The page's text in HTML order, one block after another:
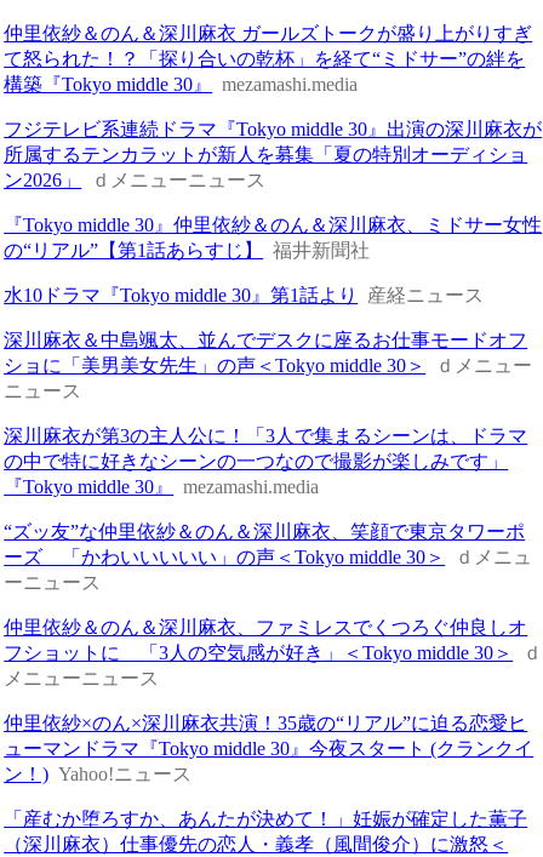
仲里依紗＆のん＆深川麻衣 ガールズトークが盛り上がりすぎ
て怒られた！？「探り合いの乾杯」を経て“ミドサー”の絆を
構築『Tokyo middle 30』
mezamashi.media
フジテレビ系連続ドラマ『Tokyo middle 30』出演の深川麻衣が
所属するテンカラットが新人を募集「夏の特別オーディショ
ン2026」
ｄメニューニュース
『Tokyo middle 30』仲里依紗＆のん＆深川麻衣、ミドサー女性
の“リアル”【第1話あらすじ】
福井新聞社
水10ドラマ『Tokyo middle 30』第1話より 産経ニュース
深川麻衣＆中島颯太、並んでデスクに座るお仕事モードオフ
ショに「美男美女先生」の声＜Tokyo middle 30＞
ｄメニュー
ニュース
深川麻衣が第3の主人公に！「3人で集まるシーンは、ドラマ
の中で特に好きなシーンの一つなので撮影が楽しみです」
『Tokyo middle 30』
mezamashi.media
“ズッ友”な仲里依紗＆のん＆深川麻衣、笑顔で東京タワーポ
ーズ 「かわいいいいい」の声＜Tokyo middle 30＞
ｄメニュ
ーニュース
仲里依紗＆のん＆深川麻衣、ファミレスでくつろぐ仲良しオ
フショットに 「3人の空気感が好き」＜Tokyo middle 30＞
ｄ
メニューニュース
仲里依紗×のん×深川麻衣共演！35歳の“リアル”に迫る恋愛ヒ
ューマンドラマ『Tokyo middle 30』今夜スタート (クランクイ
ン！) Yahoo!ニュース
「産むか堕ろすか、あんたが決めて！」妊娠が確定した薫子
（深川麻衣）仕事優先の恋人・義孝（風間俊介）に激怒＜